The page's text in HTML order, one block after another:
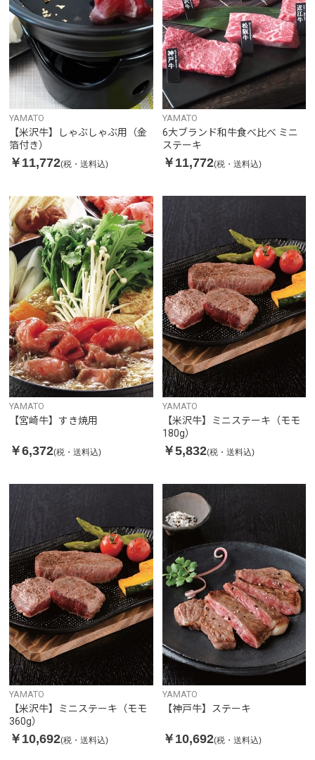
YAMATO
【米沢牛】しゃぶしゃぶ用（金
箔付き）
￥11,772(税・送料込)
YAMATO
6大ブランド和牛食べ比べ ミニ
ステーキ
￥11,772(税・送料込)
YAMATO
【宮崎牛】すき焼用
￥6,372(税・送料込)
YAMATO
【米沢牛】ミニステーキ（モモ
180g）
￥5,832(税・送料込)
YAMATO
【米沢牛】ミニステーキ（モモ
360g）
￥10,692(税・送料込)
YAMATO
【神戸牛】ステーキ
￥10,692(税・送料込)